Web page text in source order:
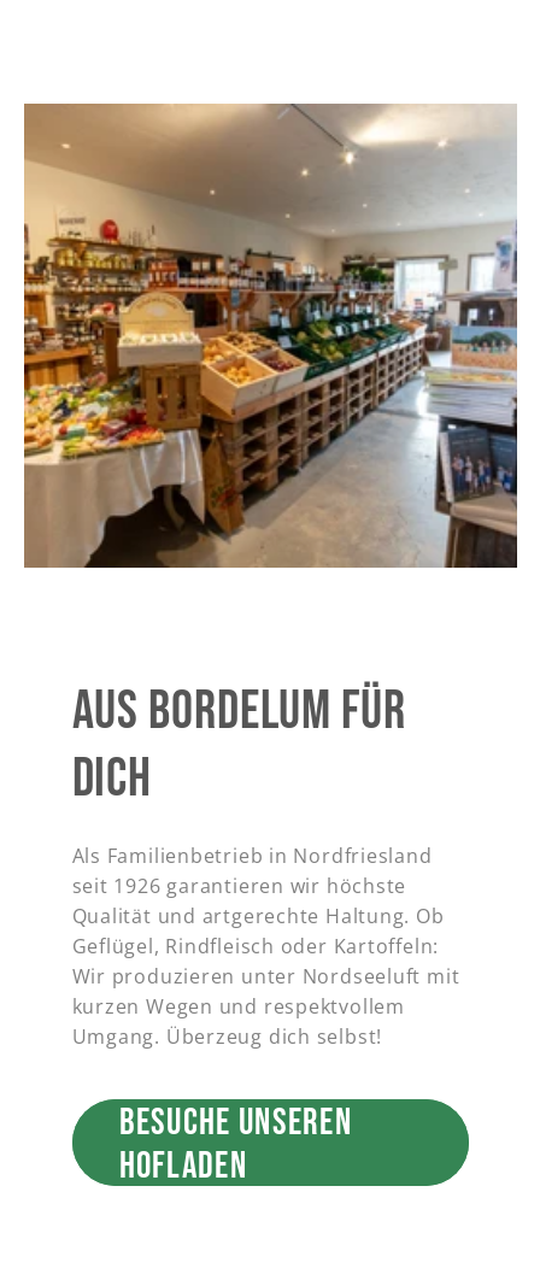
AUS BORDELUM FÜR
DICH
Als Familienbetrieb in Nordfriesland
seit 1926 garantieren wir höchste
Qualität und artgerechte Haltung. Ob
Geflügel, Rindfleisch oder Kartoffeln:
Wir produzieren unter Nordseeluft mit
kurzen Wegen und respektvollem
Umgang. Überzeug dich selbst!
BESUCHE UNSEREN
HOFLADEN